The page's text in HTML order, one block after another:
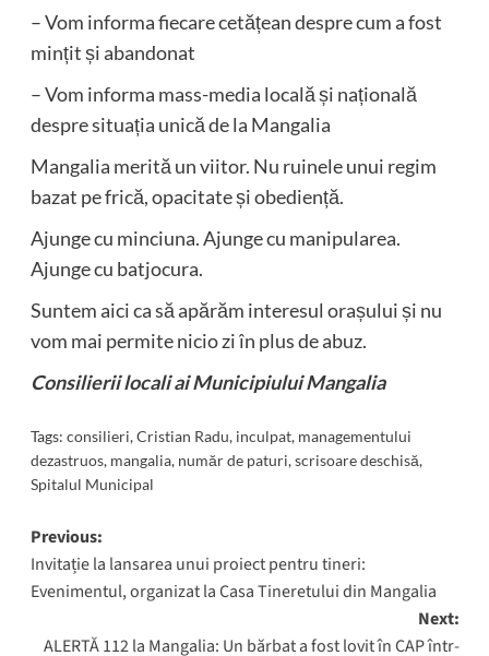
– Vom informa fiecare cetățean despre cum a fost
mințit și abandonat
– Vom informa mass-media locală și națională
despre situația unică de la Mangalia
Mangalia merită un viitor. Nu ruinele unui regim
bazat pe frică, opacitate și obediență.
Ajunge cu minciuna. Ajunge cu manipularea.
Ajunge cu batjocura.
Suntem aici ca să apărăm interesul orașului și nu
vom mai permite nicio zi în plus de abuz.
Consilierii locali ai Municipiului Mangalia
Tags: consilieri,Cristian Radu, inculpat, managementului
dezastruos, mangalia, număr de paturi,scrisoare deschisă,
Spitalul Municipal
Post
navigation
Previous:
Invitație la lansarea unui proiect pentru tineri:
Evenimentul, organizat la Casa Tineretului din Mangalia
Next:
ALERTĂ 112 la Mangalia: Un bărbat a fost lovit în CAP într-